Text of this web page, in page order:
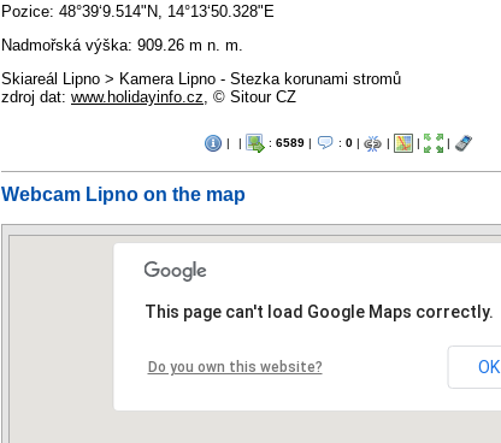
Pozice: 48°39‘9.514"N
14°13‘50.328"E
Nadmořská výška: 909.26 m n. m.
Skiareál Lipno > Kamera Lipno - Stezka korunami stromů
zdroj dat: www.holidayinfo.cz , © Sitour CZ
| | : 6589 | : 0 | | | |
Webcam Lipno on the map
This page can't load Google Maps correctly.
Do you own this website? OK